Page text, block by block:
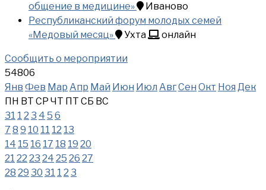
общение в медицине»
Иваново
Республиканский форум молодых семей
«Медовый месяц»
Ухта онлайн
Сообщить о мероприятии
54806
Янв Фев Мар Апр Май Июн Июл АвгСен Окт Ноя Дек
ПН ВТ СР ЧТ ПТ СБ ВС
31 1 2 3 4 5 6
7 8 9 10 11 12 13
14 15 16 17 18 19 20
21 22 23 24 25 26 27
28 29 30 31 1 2 3